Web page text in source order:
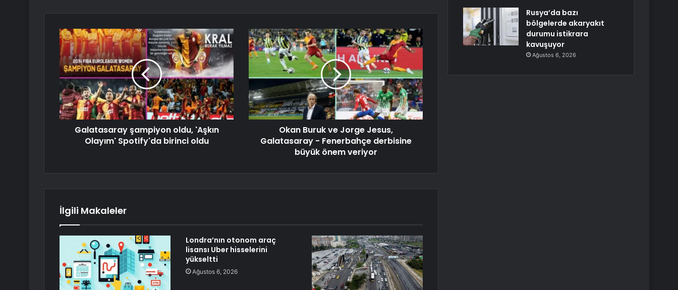
Galatasaray şampiyon oldu, 'Aşkın
Olayım' Spotify'da birinci oldu
Okan Buruk ve Jorge Jesus,
Galatasaray - Fenerbahçe derbisine
büyük önem veriyor
İlgili Makaleler
Londra’nın otonom araç
lisansı Uber hisselerini
yükseltti
Ağustos 6, 2026
Rusya’da bazı
bölgelerde akaryakıt
durumu istikrara
kavuşuyor
Ağustos 6, 2026